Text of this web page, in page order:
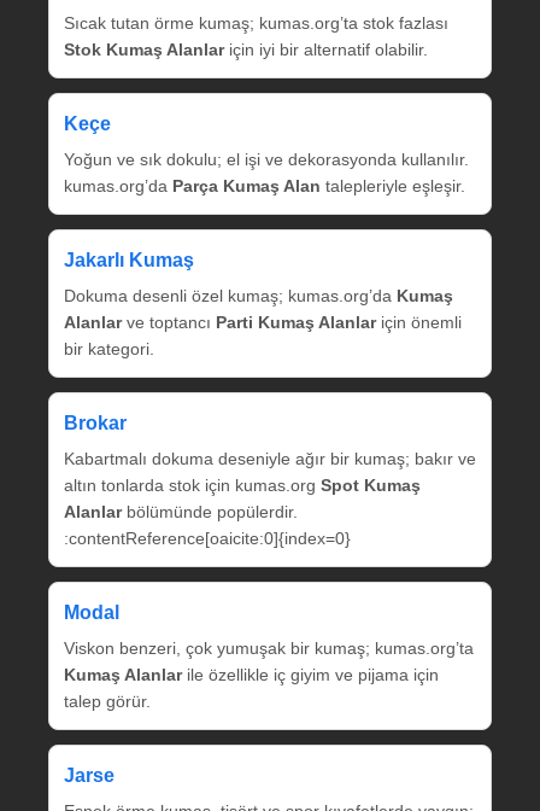
Sıcak tutan örme kumaş; kumas.org’ta stok fazlası
Stok Kumaş Alanlariçin iyi bir alternatif olabilir.
Keçe
Yoğun ve sık dokulu; el işi ve dekorasyonda kullanılır.
kumas.org’da Parça Kumaş Alan talepleriyle eşleşir.
Jakarlı Kumaş
Dokuma desenli özel kumaş; kumas.org’da Kumaş
Alanlarve toptancı Parti Kumaş Alanlariçin önemli
bir kategori.
Brokar
Kabartmalı dokuma deseniyle ağır bir kumaş; bakır ve
altın tonlarda stok için kumas.org Spot Kumaş
Alanlarbölümünde popülerdir.
:contentReference[oaicite:0]{index=0}
Modal
Viskon benzeri, çok yumuşak bir kumaş; kumas.org’ta
Kumaş Alanlarile özellikle iç giyim ve pijama için
talep görür.
Jarse